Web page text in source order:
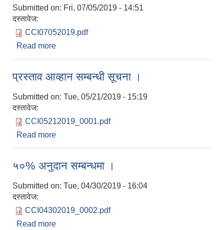
Submitted on: Fri, 07/05/2019 - 14:51
दस्तावेज:
CCI07052019.pdf
Read more
प्रस्ताव आव्हान सम्बन्धी सूचना ।
Submitted on: Tue, 05/21/2019 - 15:19
दस्तावेज:
CCI05212019_0001.pdf
Read more
५०% अनुदान सम्बन्धमा ।
Submitted on: Tue, 04/30/2019 - 16:04
दस्तावेज:
CCI04302019_0002.pdf
Read more